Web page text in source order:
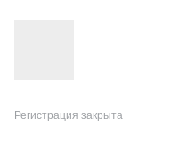
Регистрация закрыта